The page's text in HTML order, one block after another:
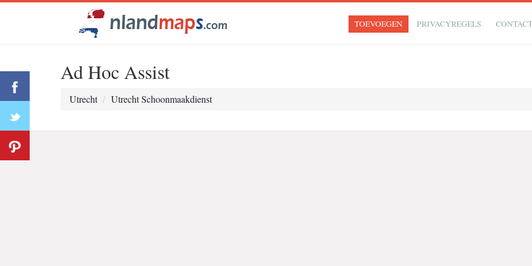
TOEVOEGEN PRIVACYREGELS
Ad Hoc Assist
Utrecht Utrecht Schoonmaakdienst